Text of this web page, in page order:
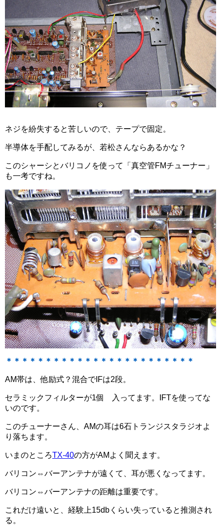
ネジを紛失すると苦しいので、テープで固定。
半導体を手配してみるが、若松さんならあるかな？
このシャーシとバリコノを使って「真空管FMチューナー」
も一考ですね。
＊＊＊＊＊＊＊＊＊＊＊＊＊＊＊＊＊＊＊＊＊＊＊＊
AM帯は、他励式？混合でIFは2段。
セラミックフィルターが1個 入ってます。IFTを使ってな
いのです。
このチューナーさん、AMの耳は6石トランジスタラジオよ
り落ちます。
いまのところTX-40の方がAMよく聞えます。
バリコン⇔バーアンテナが遠くて、耳が悪くなってます。
バリコン⇔バーアンテナの距離は重要です。
これだけ遠いと、経験上15dbくらい失っていると推測され
る。